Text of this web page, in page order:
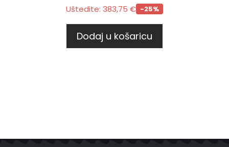
Uštedite: 383,75 € -25%
Dodaj u košaricu